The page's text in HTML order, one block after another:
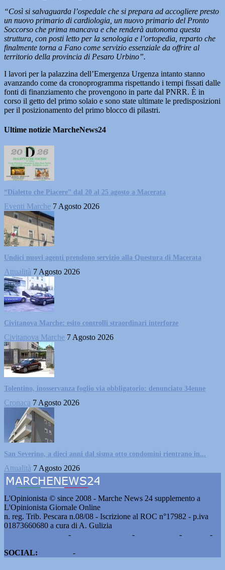
“Così si salvaguarda l’ospedale che si prepara ad accogliere presto
un nuovo primario di cardiologia, un nuovo primario del Pronto
Soccorso che prima mancava e che renderà autonoma questa
struttura, con posti letto per la senologia e l’ortopedia, reparto che
finalmente torna a Fano come servizio essenziale da offrire al
territorio della provincia di Pesaro Urbino”.
I lavori per la palazzina dell’Emergenza Urgenza intanto stanno
avanzando come da cronoprogramma rispettando i tempi fissati dalle
fonti di finanziamento che provengono in parte dal PNRR. È in
corso il getto del primo solaio e sono state ultimate le predisposizioni
per il posizionamento del primo blocco di pilastri.
Ultime notizie MarcheNews24
“Dialetto che Piacere” dal 20 al 25 agosto a Macerata
Eventi Marche 7 Agosto 2026
Undici nuovi agenti prendono servizio alla Questura di Macerata
Attualità 7 Agosto 2026
Civitanova Marche: esito controlli straordinari interforze
Civitanova Marche 7 Agosto 2026
Tolentino, inosservanza foglio via obbligatorio: denunciato 34enne
Cronaca 7 Agosto 2026
San Severino, a dieci anni dal sisma otto condomini rientrano in...
Attualità 7 Agosto 2026
L'Opinionista © since 2008 - Marche News 24 supplemento a
L'Opinionista Giornale Online
n. reg. Trib. Pescara n.08/08 - Iscrizione al ROC n°17982 - p.iva
01873660680 a cura di A. Gulizia
- - -
-
SOCIAL:
-